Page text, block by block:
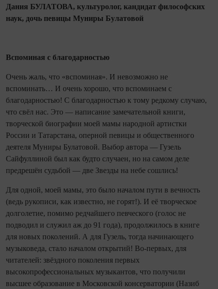
Дания БУЛАТОВА, культуролог, кандидат философских
наук, дочь певицы Муниры Булатовой
Вспоминая с благодарностью
Очень жаль, что «вспоминая». И невозможно не
вспоминать… И очень хорошо, что вспоминаем с
благодарностью! С благодарностью к тому редкому случаю,
что свёл нас. Это — написание замечательной книги,
творческой биографии моей мамы народной артистки
России и Татарстана, оперной певицы и общественного
деятеля Муниры Булатовой. Выбор автора — Гузель
Сайфуллиной был как будто случаен, но на самом деле
предрешён судьбой — две Звезды на небе сошлись!
Для одной, моей мамы, это было началом пути в вечность
(ведь рукописи, как известно, не горят!). И её творческое
долголетие, помимо редчайшего певческого (голос не
подводил и служил аж до 91 года), продолжилось в книге
для новых поколений. А для Гузель, тогда начинающего
музыковеда, стало началом открытий! Во-первых, для
читателей: звёздного поколения первых
высокопрофессиональных музыкантов, что получили
высшее образование в Московской консерватории (Назиб